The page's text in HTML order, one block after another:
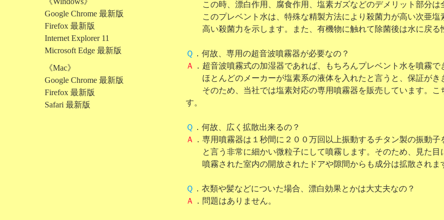
この時、漂白作用、腐食作用、塩素ガズなどのデメリット部分は
このプレベント水は、特殊な精製方法により殺菌力が高い次亜塩
高い殺菌力を示します。また、有機物に触れて除菌後は水に戻る
Ｑ ．何故、専用の超音波噴霧器が必要なの？
Ａ
．超音波噴霧式の加湿器であれば、もちろんプレベント水を噴霧で
ほとんどのメーカーが塩素系の液体を入れたと言うと、保証がき
そのため、当社では塩素対応の専用噴霧器を販売しています。こ
す。
Ｑ ．何故、広く拡散出来るの？
Ａ
．専用噴霧器は１秒間に２００万回以上振動するチタン製の振動
と言う非常に細かい微粒子にして噴霧します。そのため、見た目
噴霧された室内の開放されたドアや隙間からも成分は拡散されま
Ｑ ．衣類や髪などについた場合、漂白効果とかは大丈夫なの？
Ａ
．問題はありません。
Google Chrome 最新版
Firefox 最新版
Internet Explorer 11
Microsoft Edge 最新版
《Mac》
Google Chrome 最新版
Firefox 最新版
Safari 最新版